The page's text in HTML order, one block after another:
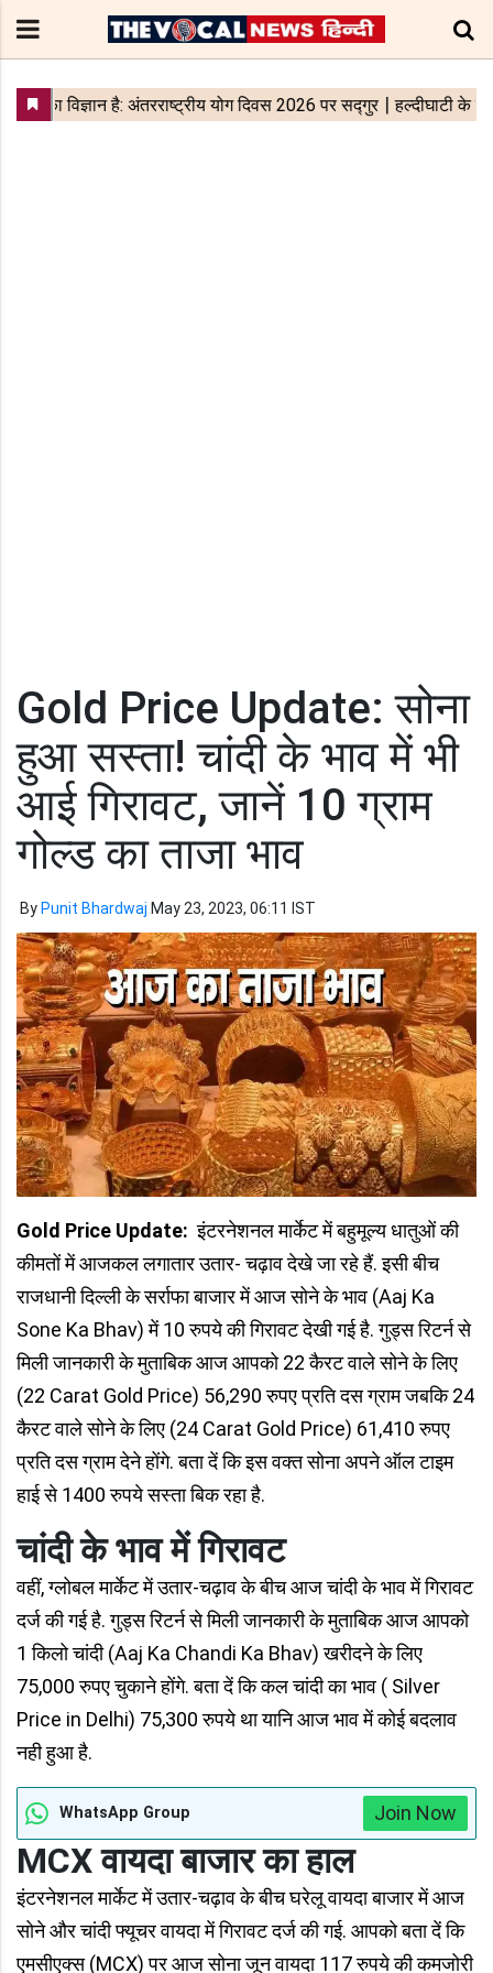
Gold Price Update: सोना
हुआ सस्ता! चांदी के भाव में भी
आई गिरावट, जानें 10 ग्राम
गोल्ड का ताजा भाव
By Punit Bhardwaj May 23, 2023, 06:11 IST
Gold Price Update: इंटरनेशनल मार्केट में बहुमूल्य धातुओं की
कीमतों में आजकल लगातार उतार- चढ़ाव देखे जा रहे हैं. इसी बीच
राजधानी दिल्ली के सर्राफा बाजार में आज सोने के भाव (Aaj Ka
Sone Ka Bhav) में 10 रुपये की गिरावट देखी गई है. गुड्स रिटर्न से
मिली जानकारी के मुताबिक आज आपको 22 कैरट वाले सोने के लिए
(22 Carat Gold Price) 56,290 रुपए प्रति दस ग्राम जबकि 24
कैरट वाले सोने के लिए (24 Carat Gold Price) 61,410 रुपए
प्रति दस ग्राम देने होंगे. बता दें कि इस वक्त सोना अपने ऑल टाइम
हाई से 1400 रुपये सस्ता बिक रहा है.
चांदी के भाव में गिरावट
वहीं, ग्लोबल मार्केट में उतार-चढ़ाव के बीच आज चांदी के भाव में गिरावट
दर्ज की गई है. गुड्स रिटर्न से मिली जानकारी के मुताबिक आज आपको
1 किलो चांदी (Aaj Ka Chandi Ka Bhav) खरीदने के लिए
75,000 रुपए चुकाने होंगे. बता दें कि कल चांदी का भाव ( Silver
Price in Delhi) 75,300 रुपये था यानि आज भाव में कोई बदलाव
नही हुआ है.
WhatsApp Group Join Now
MCX वायदा बाजार का हाल
इंटरनेशनल मार्केट में उतार-चढ़ाव के बीच घरेलू वायदा बाजार में आज
सोने और चांदी फ्यूचर वायदा में गिरावट दर्ज की गई. आपको बता दें कि
एमसीएक्स (MCX) पर आज सोना जून वायदा 117 रुपये की कमजोरी